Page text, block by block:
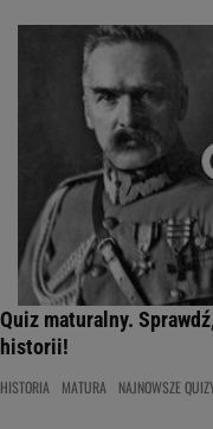
Quiz maturalny.
historii!
HISTORIA MATURA NAJNOWSZE